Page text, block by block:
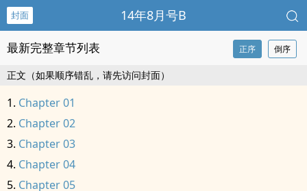
封面 14年8月号B
最新完整章节列表 正序 倒序
正文（如果顺序错乱，请先访问封面）
Chapter 01
Chapter 02
Chapter 03
Chapter 04
Chapter 05